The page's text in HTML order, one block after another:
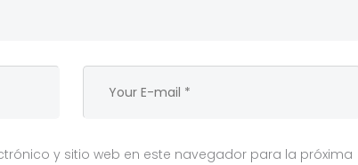
y sitio web en este navegador para la próxima